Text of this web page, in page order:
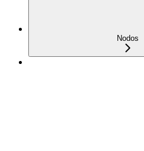
Nodos